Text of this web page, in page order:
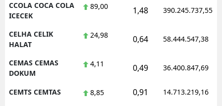
CCOLA COCA COLA
ICECEK
89,00 1,48 390.245.737,55
CELHA CELIK
HALAT
24,98 0,64 58.444.547,38
CEMAS CEMAS
DOKUM
4,11 0,49 36.400.847,69
CEMTS CEMTAS 8,85 0,91 14.713.219,16